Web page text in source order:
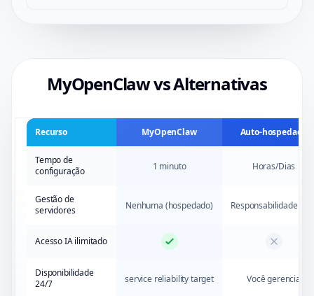
MyOpenClaw vs Alternativas
Recurso MyOpenClaw Auto-hospedado
Tempo de
configuração
1 minuto Horas/Dias
Gestão de
servidores
Nenhuma (hospedado) Responsabilidade
Acesso IA ilimitado
Disponibilidade
24/7
service reliability target Você gerencia